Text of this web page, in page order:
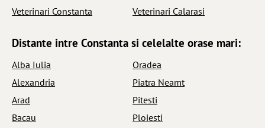
Veterinari Constanta
Veterinari Calarasi
Distante intre Constanta si celelalte orase mari:
Alba Iulia
Alexandria
Arad
Bacau
Oradea
Piatra Neamt
Pitesti
Ploiesti